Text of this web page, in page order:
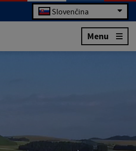
Slovenčina
Menu